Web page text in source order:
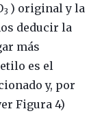
3 ) original y la
deducir la
más
es el
y, por
Figura 4)